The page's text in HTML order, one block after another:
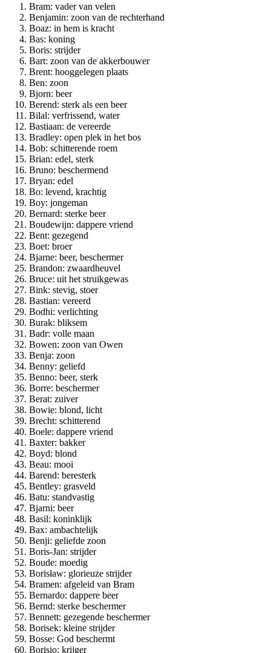
Bram: vader van velen
Benjamin: zoon van de rechterhand
Boaz: in hem is kracht
Bas: koning
Boris: strijder
Bart: zoon van de akkerbouwer
Brent: hooggelegen plaats
Ben: zoon
Bjorn: beer
Berend: sterk als een beer
Bilal: verfrissend, water
Bastiaan: de vereerde
Bradley: open plek in het bos
Bob: schitterende roem
Brian: edel, sterk
Bruno: beschermend
Bryan: edel
Bo: levend, krachtig
Boy: jongeman
Bernard: sterke beer
Boudewijn: dappere vriend
Bent: gezegend
Boet: broer
Bjarne: beer, beschermer
Brandon: zwaardheuvel
Bruce: uit het struikgewas
Bink: stevig, stoer
Bastian: vereerd
Bodhi: verlichting
Burak: bliksem
Badr: volle maan
Bowen: zoon van Owen
Benja: zoon
Benny: geliefd
Benno: beer, sterk
Borre: beschermer
Berat: zuiver
Bowie: blond, licht
Brecht: schitterend
Boele: dappere vriend
Baxter: bakker
Boyd: blond
Beau: mooi
Barend: beresterk
Bentley: grasveld
Batu: standvastig
Bjarni: beer
Basil: koninklijk
Bax: ambachtelijk
Benji: geliefde zoon
Boris-Jan: strijder
Boude: moedig
Borisław: glorieuze strijder
Bramen: afgeleid van Bram
Bernardo: dappere beer
Bernd: sterke beschermer
Bennett: gezegende beschermer
Borisek: kleine strijder
Bosse: God beschermt
Borisio: krijger